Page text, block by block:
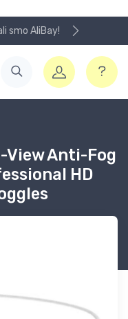
smo AliBay!
View Anti-Fog
HD